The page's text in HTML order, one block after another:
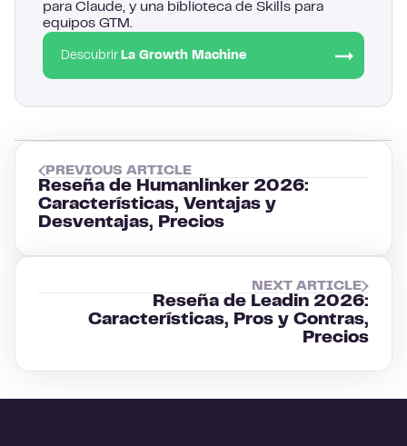
para Claude, y una biblioteca de Skills para
equipos GTM.
Descubrir La Growth Machine
PREVIOUS ARTICLE
Reseña de Humanlinker 2026:
Características, Ventajas y
Desventajas, Precios
NEXT ARTICLE
Reseña de Leadin 2026:
Características, Pros y Contras,
Precios